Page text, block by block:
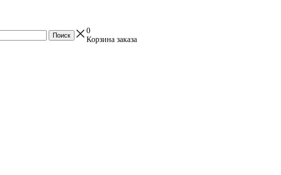
0
Корзина заказа